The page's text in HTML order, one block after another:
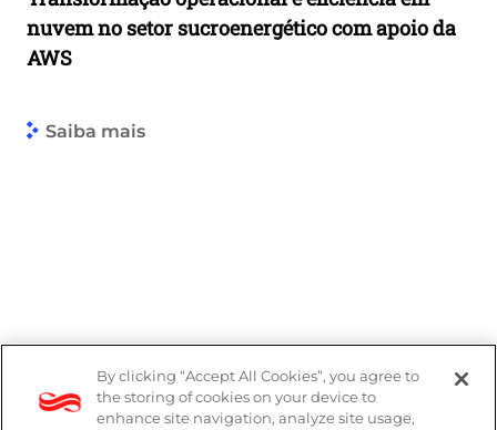
nuvem no setor sucroenergético com apoio da
AWS
Saiba mais
By clicking “Accept All Cookies”, you agree to
the storing of cookies on your device to
enhance site navigation, analyze site usage,